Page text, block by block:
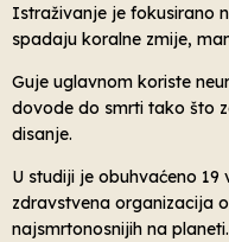
Istraživanje je fokusirano
spadaju koralne zmije,
Guje uglavnom koriste
dovode do smrti tako što
disanje.
U studiji je obuhvaćeno
zdravstvena organizacija
najsmrtonosnijih na